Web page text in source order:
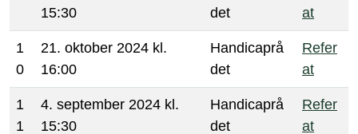
15:30
det
at
1
0
21. oktober 2024 kl.
16:00
Handicaprå
det
Refer
at
1
1
4. september 2024 kl.
15:30
Handicaprå
det
Refer
at